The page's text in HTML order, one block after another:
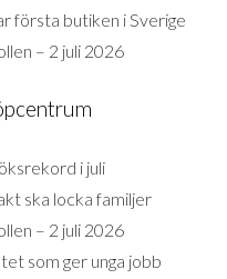
första butiken i Sverige
– 2 juli 2026
i juli
ska locka familjer
– 2 juli 2026
som ger unga jobb